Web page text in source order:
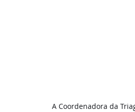
A Coordenadora da